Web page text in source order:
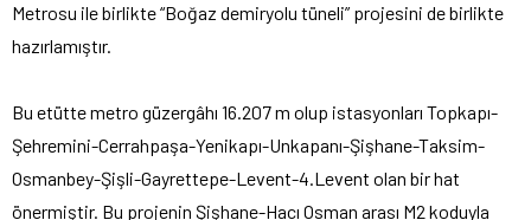
Metrosu ile birlikte “Boğaz demiryolu tüneli” projesini de birlikte
hazırlamıştır.
Bu etütte metro güzergâhı 16.207 m olup istasyonları Topkapı-
Şehremini-Cerrahpaşa-Yenikapı-Unkapanı-Şişhane-Taksim-
Osmanbey-Şişli-Gayrettepe-Levent-4.Levent olan bir hat
önermiştir. Bu projenin Şişhane-Hacı Osman arası M2 koduyla